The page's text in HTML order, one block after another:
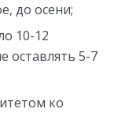
до осени;
10-12
оставлять 5-7
ко